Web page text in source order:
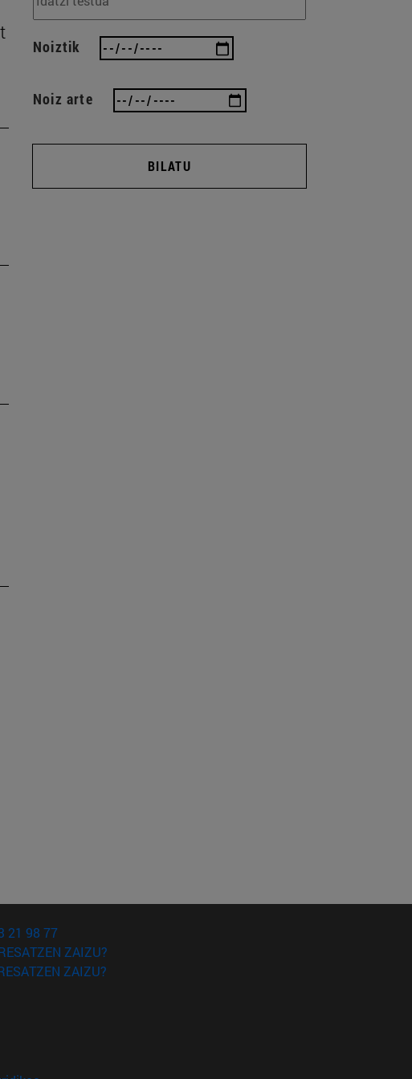
nabigatzeko.
Noiztik
Noiz arte
BILATU
21 98 77
ZAIZU?
ZAIZU?